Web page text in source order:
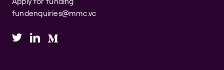
fundenquiries@mmc.vc